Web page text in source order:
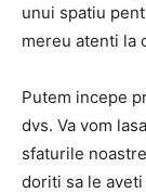
unui spatiu
mereu atenti la
Putem incepe
dvs. Va vom
sfaturile
doriti sa le